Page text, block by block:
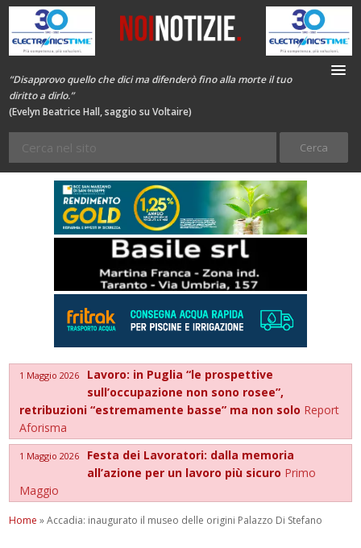
“Disapprovo quello che dici ma difenderò fino alla morte il tuo
diritto a dirlo.”
(Evelyn Beatrice Hall, saggio su Voltaire)
1 Maggio 2026
Lavoro: in Puglia “le prospettive
sull’occupazione non sono rosee”,
retribuzioni “estremamente basse” ma non solo Report
Aforisma
1 Maggio 2026
Festa dei Lavoratori: dalla memoria
all’azione per un lavoro più sicuro Primo
Maggio
Home »Accadia: inaugurato il museo delle origini Palazzo Di Stefano